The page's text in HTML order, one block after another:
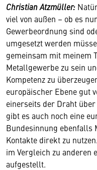
Christian Atzmüller:
viel von außen – ob es
Gewerbeordnung sind
umgesetzt werden
gemeinsam mit meinem
Metallgewerbe zu sein
Kompetenz zu
europäischer Ebene gut
einerseits der Draht
gibt es auch noch eine
Bundesinnung ebenfalls
Kontakte direkt zu
im Vergleich zu anderen
aufgestellt.